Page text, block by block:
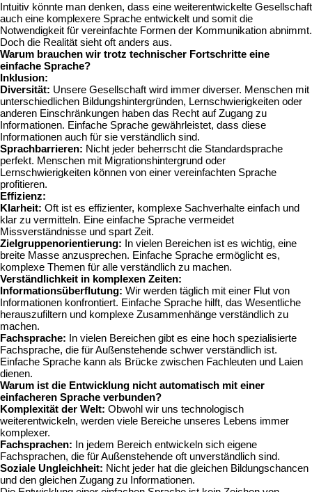
Intuitiv könnte man denken, dass eine weiterentwickelte Gesellschaft
auch eine komplexere Sprache entwickelt und somit die
Notwendigkeit für vereinfachte Formen der Kommunikation abnimmt.
Doch die Realität sieht oft anders aus.
Warum brauchen wir trotz technischer Fortschritte eine
einfache Sprache?
Inklusion:
Diversität: Unsere Gesellschaft wird immer diverser. Menschen mit
unterschiedlichen Bildungshintergründen, Lernschwierigkeiten oder
anderen Einschränkungen haben das Recht auf Zugang zu
Informationen. Einfache Sprache gewährleistet, dass diese
Informationen auch für sie verständlich sind.
Sprachbarrieren: Nicht jeder beherrscht die Standardsprache
perfekt. Menschen mit Migrationshintergrund oder
Lernschwierigkeiten können von einer vereinfachten Sprache
profitieren.
Effizienz:
Klarheit: Oft ist es effizienter, komplexe Sachverhalte einfach und
klar zu vermitteln. Eine einfache Sprache vermeidet
Missverständnisse und spart Zeit.
Zielgruppenorientierung: In vielen Bereichen ist es wichtig, eine
breite Masse anzusprechen. Einfache Sprache ermöglicht es,
komplexe Themen für alle verständlich zu machen.
Verständlichkeit in komplexen Zeiten:
Informationsüberflutung: Wir werden täglich mit einer Flut von
Informationen konfrontiert. Einfache Sprache hilft, das Wesentliche
herauszufiltern und komplexe Zusammenhänge verständlich zu
machen.
Fachsprache: In vielen Bereichen gibt es eine hoch spezialisierte
Fachsprache, die für Außenstehende schwer verständlich ist.
Einfache Sprache kann als Brücke zwischen Fachleuten und Laien
dienen.
Warum ist die Entwicklung nicht automatisch mit einer
einfacheren Sprache verbunden?
Komplexität der Welt: Obwohl wir uns technologisch
weiterentwickeln, werden viele Bereiche unseres Lebens immer
komplexer.
Fachsprachen: In jedem Bereich entwickeln sich eigene
Fachsprachen, die für Außenstehende oft unverständlich sind.
Soziale Ungleichheit: Nicht jeder hat die gleichen Bildungschancen
und den gleichen Zugang zu Informationen.